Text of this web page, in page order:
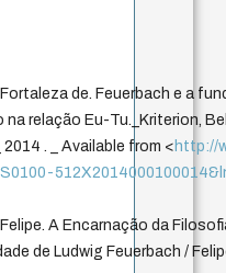
de. Feuerbach e a
relação Eu-Tu._Kriterion,
. _ Available from < http://
A Encarnação da
de Ludwig Feuerbach /